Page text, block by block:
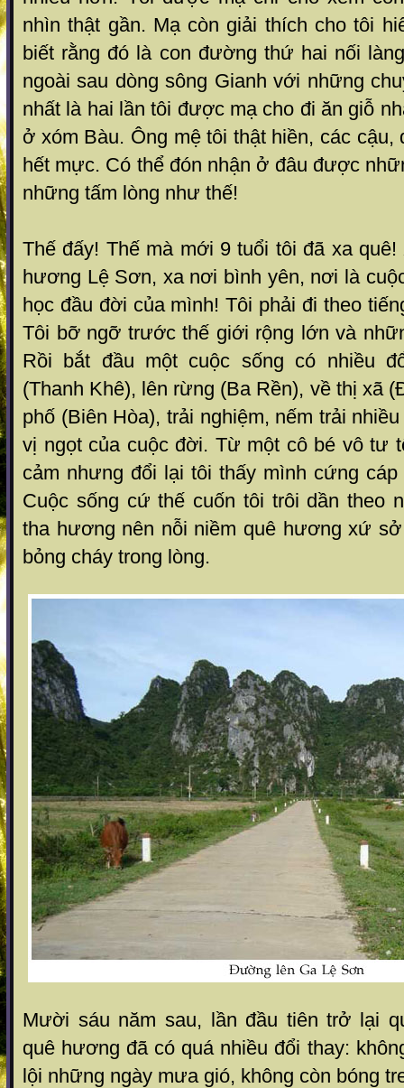
nhìn thật gần. Mạ còn giải thích cho tôi
biết rằng đó là con đường thứ hai nối
ngoài sau dòng sông Gianh với những
nhất là hai lần tôi được mạ cho đi ăn giỗ
ở xóm Bàu. Ông mệ tôi thật hiền, các cậu,
hết mực. Có thể đón nhận ở đâu được
những tấm lòng như thế!
Thế đấy! Thế mà mới 9 tuổi tôi đã xa
hương Lệ Sơn, xa nơi bình yên, nơi là
học đầu đời của mình! Tôi phải đi theo
Tôi bỡ ngỡ trước thế giới rộng lớn và
Rồi bắt đầu một cuộc sống có nhiều
(Thanh Khê), lên rừng (Ba Rền), về thị xã
phố (Biên Hòa), trải nghiệm, nếm trải
vị ngọt của cuộc đời. Từ một cô bé vô tư
cảm nhưng đổi lại tôi thấy mình cứng
Cuộc sống cứ thế cuốn tôi trôi dần theo
tha hương nên nỗi niềm quê hương xứ
bỏng cháy trong lòng.
Mười sáu năm sau, lần đầu tiên trở lại
quê hương đã có quá nhiều đổi thay:
lội những ngày mưa gió, không còn bóng